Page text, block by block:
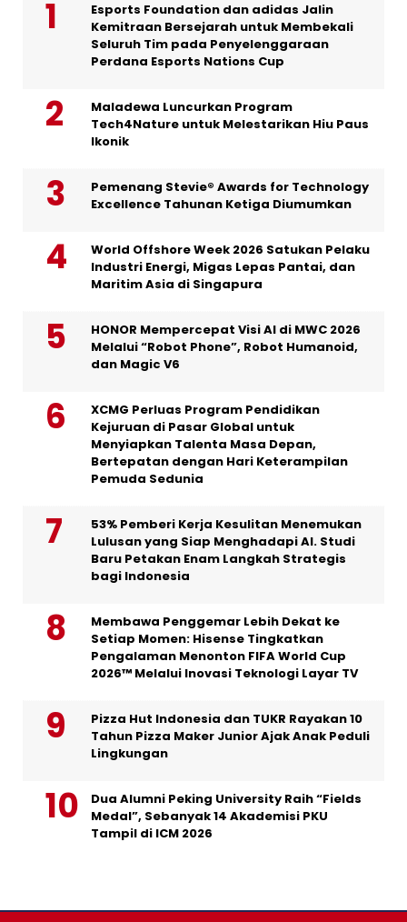
Esports Foundation dan adidas Jalin
Kemitraan Bersejarah untuk Membekali
Seluruh Tim pada Penyelenggaraan
Perdana Esports Nations Cup
Maladewa Luncurkan Program
Tech4Nature untuk Melestarikan Hiu Paus
Ikonik
Pemenang Stevie® Awards for Technology
Excellence Tahunan Ketiga Diumumkan
World Offshore Week 2026 Satukan Pelaku
Industri Energi, Migas Lepas Pantai, dan
Maritim Asia di Singapura
HONOR Mempercepat Visi AI di MWC 2026
Melalui “Robot Phone”, Robot Humanoid,
dan Magic V6
XCMG Perluas Program Pendidikan
Kejuruan di Pasar Global untuk
Menyiapkan Talenta Masa Depan,
Bertepatan dengan Hari Keterampilan
Pemuda Sedunia
53% Pemberi Kerja Kesulitan Menemukan
Lulusan yang Siap Menghadapi AI. Studi
Baru Petakan Enam Langkah Strategis
bagi Indonesia
Membawa Penggemar Lebih Dekat ke
Setiap Momen: Hisense Tingkatkan
Pengalaman Menonton FIFA World Cup
2026™ Melalui Inovasi Teknologi Layar TV
Pizza Hut Indonesia dan TUKR Rayakan 10
Tahun Pizza Maker Junior Ajak Anak Peduli
Lingkungan
Dua Alumni Peking University Raih “Fields
Medal”, Sebanyak 14 Akademisi PKU
Tampil di ICM 2026